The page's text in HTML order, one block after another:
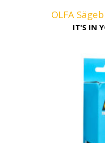
OLFA
IT'S IN